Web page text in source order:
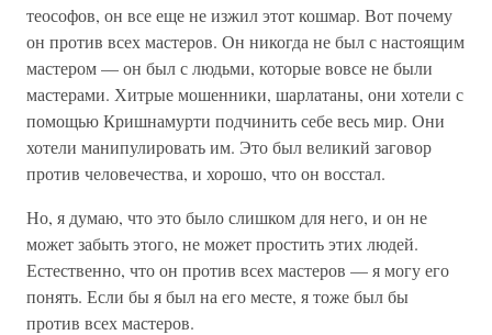
теософов, он все еще не изжил этот кошмар. Вот почему
он против всех мастеров. Он никогда не был с настоящим
мастером — он был с людьми, которые вовсе не были
мастерами. Хитрые мошенники, шарлатаны, они хотели с
помощью Кришнамурти подчинить себе весь мир. Они
хотели манипулировать им. Это был великий заговор
против человечества, и хорошо, что он восстал.
Но, я думаю, что это было слишком для него, и он не
может забыть этого, не может простить этих людей.
Естественно, что он против всех мастеров — я могу его
понять. Если бы я был на его месте, я тоже был бы
против всех мастеров.